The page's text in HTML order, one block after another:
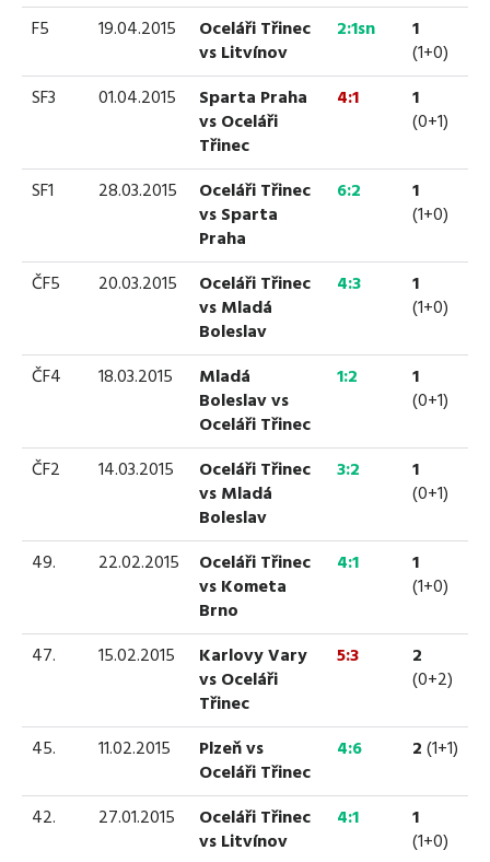
F5 19.04.2015
Oceláři Třinec
vs Litvínov
2:1sn
1
(1+0)
SF3
01.04.2015
Sparta Praha
vs Oceláři
Třinec
4:1
1
(0+1)
SF1 28.03.2015
Oceláři Třinec
vs Sparta
Praha
6:2
1
(1+0)
ČF5 20.03.2015
Oceláři Třinec
vs Mladá
Boleslav
4:3
1
(1+0)
ČF4 18.03.2015
Mladá
Boleslav vs
Oceláři Třinec
1:2
1
(0+1)
ČF2 14.03.2015
Oceláři Třinec
vs Mladá
Boleslav
3:2
1
(0+1)
49. 22.02.2015
Oceláři Třinec
vs Kometa
Brno
4:1
1
(1+0)
47. 15.02.2015
Karlovy Vary
vs Oceláři
Třinec
5:3
2
(0+2)
45. 11.02.2015
Plzeň vs
Oceláři Třinec
4:6 2(1+1)
42. 27.01.2015
Oceláři Třinec
vs Litvínov
4:1
1
(1+0)